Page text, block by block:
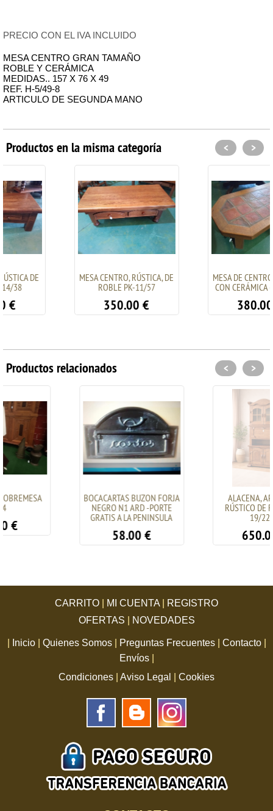
PRECIO CON EL IVA INCLUIDO
MESA CENTRO GRAN TAMAÑO
ROBLE Y CERÁMICA
MEDIDAS.. 157 X 76 X 49
REF. H-5/49-8
ARTICULO DE SEGUNDA MANO
Productos en la misma categoría
MESA CENTRO, RÚSTICA, DE
ROBLE PK-11/57
MESA DE CENTRO, RÚSTICA,
CON CERÁMICA - PK-11/60
< >
Productos relacionados
BOCACARTAS BUZON FORJA
NEGRO N1 ARD -PORTE
GRATIS A LA PENINSULA
ALACENA, APARADOR
RÚSTICO DE ROBLE PK-
< >
CARRITO MI CUENTA
REGISTRO
OFERTAS
NOVEDADES
Inicio Quienes Somos Preguntas Frecuentes Contacto
Envíos
Condiciones
Aviso Legal Cookies